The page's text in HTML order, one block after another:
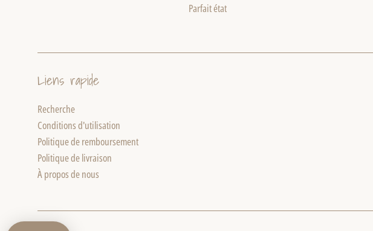
Parfait état
Liens rapide
Recherche
Conditions d'utilisation
Politique de remboursement
Politique de livraison
À propos de nous